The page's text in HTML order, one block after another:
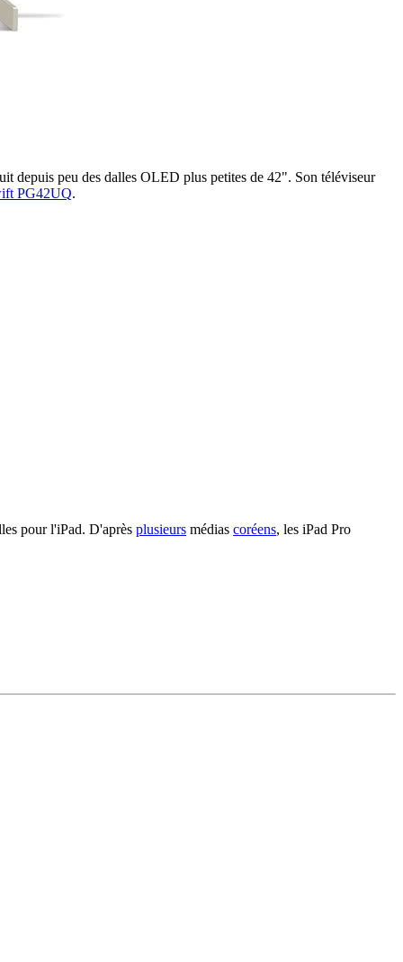
depuis peu des dalles OLED plus petites de 42". Son téléviseur
PG42UQ.
pour l'iPad. D'après plusieurs médias coréens, les iPad Pro